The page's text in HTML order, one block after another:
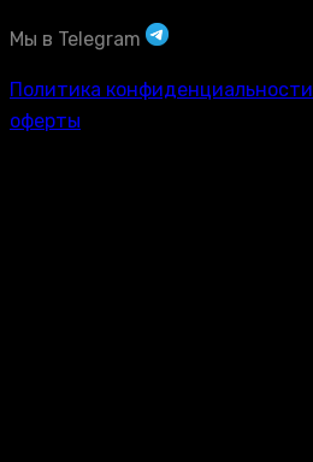
Мы в Telegram
Политика конфиденциальности
оферты